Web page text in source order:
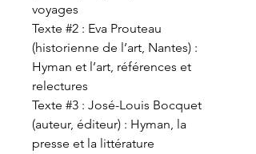
voyages
Texte #2 : Eva Prouteau
(historienne de l’art, Nantes) :
Hyman et l’art, références et
relectures
Texte #3 : José-Louis Bocquet
(auteur, éditeur) : Hyman, la
presse et la littérature